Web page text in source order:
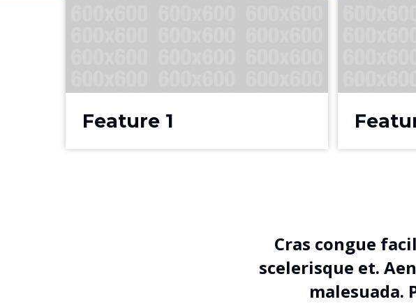
Feature 1
Cras congue
scelerisque et.
malesuada.